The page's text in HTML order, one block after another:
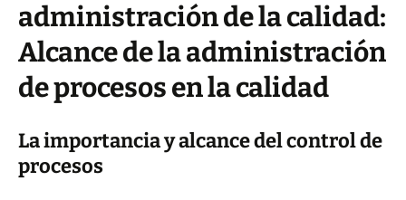
administración de la calidad:
Alcance de la administración
de procesos en la calidad
La importancia y alcance del control de
procesos